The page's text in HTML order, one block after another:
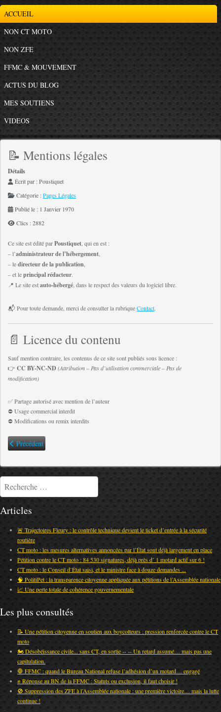
ACCUEIL
NON CT MOTO
NON ZFE
FFMC & MOUVEMENT
ACTUS DU BLOG
MES SOUTIENS
VIDEOS
📝 Mentions légales
Détails
Écrit par :Poustiquet
Catégorie :Pages Légales
Publié le : 1 Janvier 1970
Clics : 2882
Ce site est édité parPoustiquet , qui en est :
– l’administrateur de l’hébergement
– ledirecteur de la publication
– et leprincipal rédacteur.
📍 Le site estauto-hébergé , dans le respect des valeurs du logiciel libre.
📬 Pour toute demande, merci de consulter la rubriqueContact.
📄 Licence du contenu
Sauf mention contraire, les contenus de ce site sont publiés sous licence :
👉 CC BY-NC-ND(Attribution – Pas d’utilisation commerciale – Pas de
modification)
✅ Partage autorisé avec mention de l’auteur
⛔️ Usage commercial interdit
⛔️ Modifications ou remix interdits
Article précédent : Sources et mentions IA
Précédent
Rechercher
Articles
🚨 Trajectoires Fleury : le contrôle technique devient le ticket d’entrée à la sécurité
routière
CT moto : les mesures alternatives annoncées par l’État sont déjà largement en place
Pétition contre le CT moto : 84 530 signatures, déjà près d’ 1 motard actif sur 6 !
CT moto : le Conseil d’État saisi, et le ministre face à douze demandes ...
🧠 PolitiPet : la transparence citoyenne appliquée aux pétitions de l’Assemblée nationale
📈 Une perte totale de cohérence gouvernementale
Les plus consultés
📝 Une pétition citoyenne en soutien aux boycotteurs : pression renforcée contre le CT
moto
🏍️ Désobéissance civile... sans CT, en sortie -- -- Un retard assumé… mais pas une
capitulation.
🛑 FFMC : quand le Bureau National refuse l’adhésion d’un motard… engagé
✊ Réponse au BN de la FFMC : Statuts ou exclusion, il faut choisir !
🚫 Suppression des ZFE à l’Assemblée nationale : une première victoire… mais la lutte
continue !